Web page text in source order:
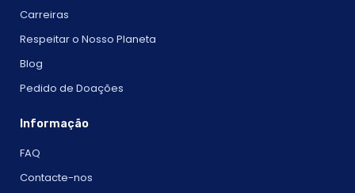
Carreiras
Respeitar o Nosso Planeta
Blog
Pedido de Doações
Informação
FAQ
Contacte-nos